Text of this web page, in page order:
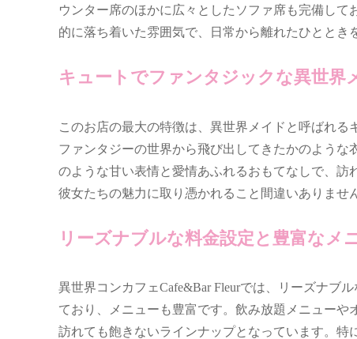
ウンター席のほかに広々としたソファ席も完備し
的に落ち着いた雰囲気で、日常から離れたひととき
キュートでファンタジックな異世界
このお店の最大の特徴は、異世界メイドと呼ばれる
ファンタジーの世界から飛び出してきたかのよう
のような甘い表情と愛情あふれるおもてなしで、訪
彼女たちの魅力に取り憑かれること間違いありませ
リーズナブルな料金設定と豊富なメ
異世界コンカフェCafe&Bar Fleurでは、リーズナブ
ており、メニューも豊富です。飲み放題メニュー
訪れても飽きないラインナップとなっています。